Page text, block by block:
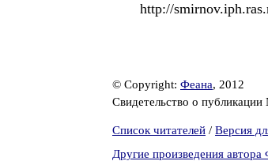
http://
© Copyright: Феана, 2012
Свидетельство о
Список читателей / Версия
Другие произведения автора